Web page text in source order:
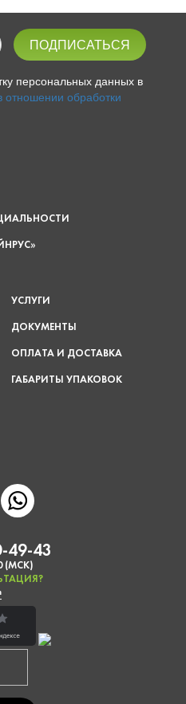
персональных данных в
отношении обработки
УСЛУГИ
ДОКУМЕНТЫ
ОПЛАТА И ДОСТАВКА
ГАБАРИТЫ УПАКОВОК
49-43
(МСК)